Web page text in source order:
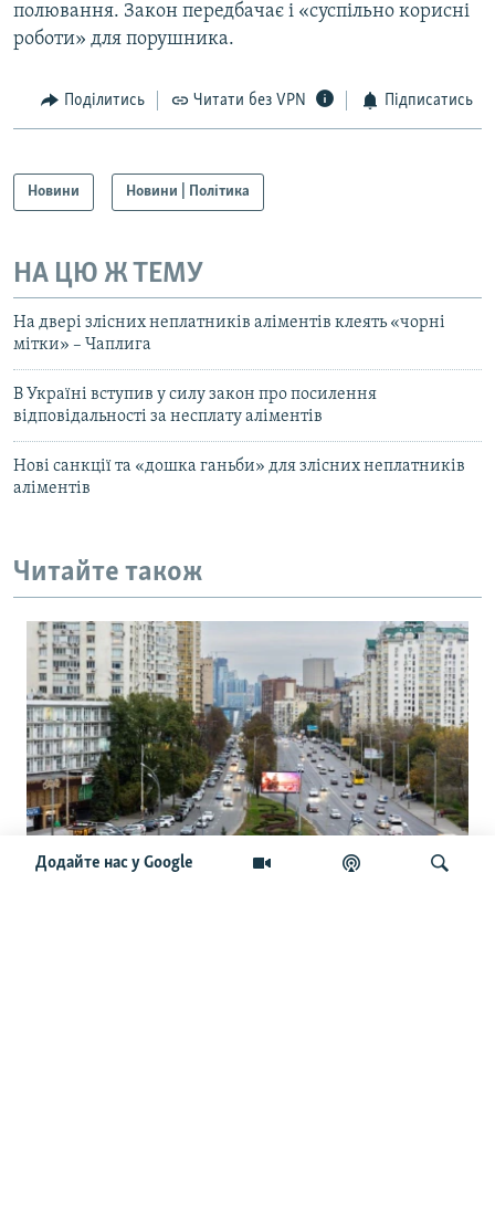
Додайте нас у Google
полювання. Закон передбачає і «суспільно корисні
роботи» для порушника.
Поділитись Читати без VPN Підписатись
Новини Новини | Політика
НА ЦЮ Ж ТЕМУ
На двері злісних неплатників аліментів клеять «чорні
мітки» – Чаплига
В Україні вступив у силу закон про посилення
відповідальності за несплату аліментів
Нові санкції та «дошка ганьби» для злісних неплатників
аліментів
Читайте також